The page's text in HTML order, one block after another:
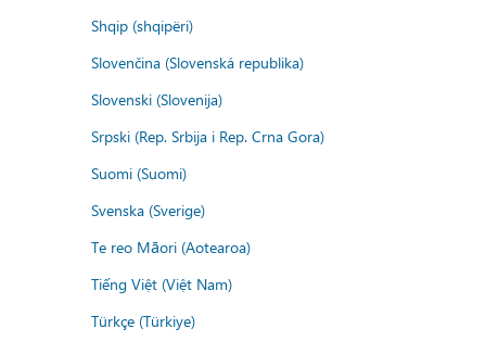
Shqip (shqipëri)
Slovenčina (Slovenská republika)
Slovenski (Slovenija)
Srpski (Rep. Srbija i Rep. Crna Gora)
Suomi (Suomi)
Svenska (Sverige)
Te reo Māori (Aotearoa)
Tiếng Việt (Việt Nam)
Türkçe (Türkiye)